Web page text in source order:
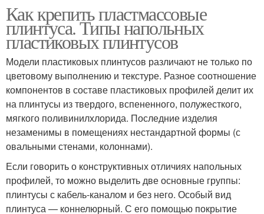
Как крепить пластмассовые
плинтуса. Типы напольных
пластиковых плинтусов
Модели пластиковых плинтусов различают не только по
цветовому выполнению и текстуре. Разное соотношение
компонентов в составе пластиковых профилей делит их
на плинтусы из твердого, вспененного, полужесткого,
мягкого поливинилхлорида. Последние изделия
незаменимы в помещениях нестандартной формы (с
овальными стенами, колоннами).
Если говорить о конструктивных отличиях напольных
профилей, то можно выделить две основные группы:
плинтусы с кабель-каналом и без него. Особый вид
плинтуса — коннелюрный. С его помощью покрытие